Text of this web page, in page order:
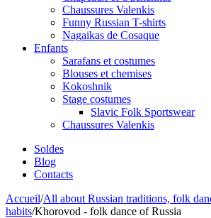
Chaussures Valenkis
Funny Russian T-shirts
Nagaikas de Cosaque
Enfants
Sarafans et costumes
Blouses et chemises
Kokoshnik
Stage costumes
Slavic Folk Sportswear
Chaussures Valenkis
Soldes
Blog
Contacts
Accueil/All about Russian traditions, folk
habits/Khorovod - folk dance of Russia